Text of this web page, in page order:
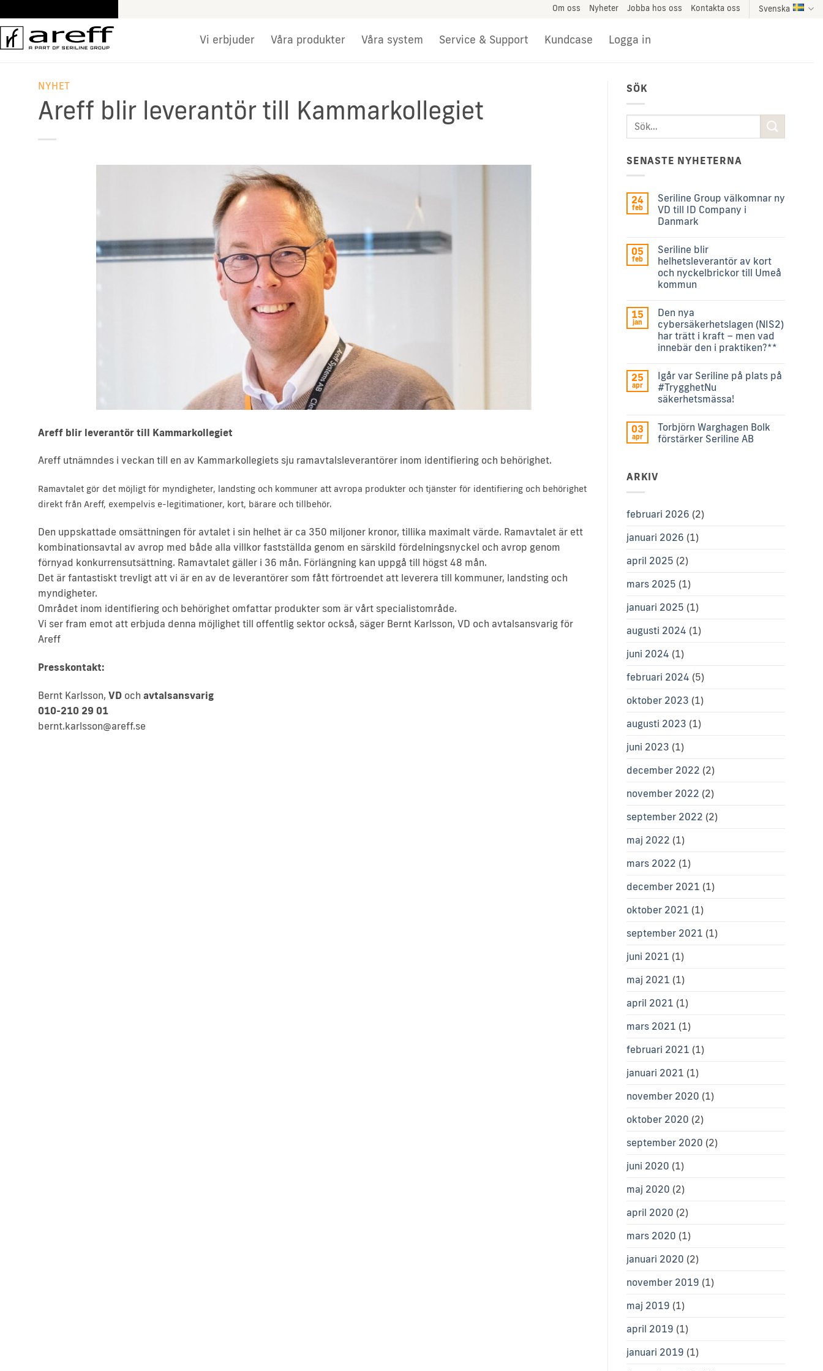
to
content
Om oss Nyheter Jobba hos oss Kontakta oss Svenska
Vi erbjuder Våra produkter Våra system Service & Support Kundcase Logga in
NYHET
Areff blir leverantör till Kammarkollegiet
Areff blir leverantör till Kammarkollegiet
Areff utnämndes i veckan till en av Kammarkollegiets sju ramavtalsleverantörer inom identifiering och behörighet.
Ramavtalet gör det möjligt för myndigheter, landsting och kommuner att avropa produkter och tjänster för identifiering och behörighet
direkt från Areff, exempelvis e-legitimationer, kort, bärare och tillbehör.
Den uppskattade omsättningen för avtalet i sin helhet är ca 350 miljoner kronor, tillika maximalt värde. Ramavtalet är ett
kombinationsavtal av avrop med både alla villkor fastställda genom en särskild fördelningsnyckel och avrop genom
förnyad konkurrensutsättning. Ramavtalet gäller i 36 mån. Förlängning kan uppgå till högst 48 mån.
Det är fantastiskt trevligt att vi är en av de leverantörer som fått förtroendet att leverera till kommuner, landsting och
myndigheter.
Området inom identifiering och behörighet omfattar produkter som är vårt specialistområde.
Vi ser fram emot att erbjuda denna möjlighet till offentlig sektor också, säger Bernt Karlsson, VD och avtalsansvarig för
Areff
Presskontakt:
Bernt Karlsson, VD och avtalsansvarig
010-210 29 01
bernt.karlsson@areff.se
SÖK
SENASTE NYHETERNA
24
feb
Seriline Group välkomnar ny
VD till ID Company i
Danmark
05
feb
Seriline blir
helhetsleverantör av kort
och nyckelbrickor till Umeå
kommun
15
jan
Den nya
cybersäkerhetslagen (NIS2)
har trätt i kraft – men vad
innebär den i praktiken?**
25
apr
Igår var Seriline på plats på
#TrygghetNu
säkerhetsmässa!
03
apr
Torbjörn Warghagen Bolk
förstärker Seriline AB
ARKIV
februari 2026 (2)
januari 2026 (1)
april 2025 (2)
mars 2025 (1)
januari 2025 (1)
augusti 2024 (1)
juni 2024 (1)
februari 2024 (5)
oktober 2023 (1)
augusti 2023 (1)
juni 2023 (1)
december 2022 (2)
november 2022 (2)
september 2022 (2)
maj 2022 (1)
mars 2022 (1)
december 2021 (1)
oktober 2021 (1)
september 2021 (1)
juni 2021 (1)
maj 2021 (1)
april 2021 (1)
mars 2021 (1)
februari 2021 (1)
januari 2021 (1)
november 2020 (1)
oktober 2020 (2)
september 2020 (2)
juni 2020 (1)
maj 2020 (2)
april 2020 (2)
mars 2020 (1)
januari 2020 (2)
november 2019 (1)
maj 2019 (1)
april 2019 (1)
januari 2019 (1)